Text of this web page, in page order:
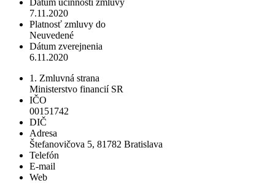
7.11.2020
Platnosť zmluvy do
Neuvedené
Dátum zverejnenia
6.11.2020
1. Zmluvná strana
Ministerstvo financií SR
IČO
00151742
DIČ
Adresa
Štefanovičova 5, 81782 Bratislava
Telefón
E-mail
Web